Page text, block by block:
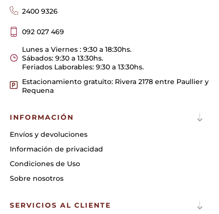
2400 9326
092 027 469
Lunes a Viernes : 9:30 a 18:30hs.
Sábados: 9:30 a 13:30hs.
Feriados Laborables: 9:30 a 13:30hs.
Estacionamiento gratuito: Rivera 2178 entre Paullier y
Requena
INFORMACIÓN
Envíos y devoluciones
Información de privacidad
Condiciones de Uso
Sobre nosotros
SERVICIOS AL CLIENTE